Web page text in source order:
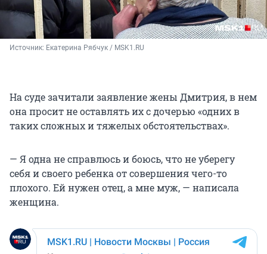
Источник: Екатерина Рябчук / MSK1.RU
На суде зачитали заявление жены Дмитрия, в нем
она просит не оставлять их с дочерью «одних в
таких сложных и тяжелых обстоятельствах».
— Я одна не справлюсь и боюсь, что не уберегу
себя и своего ребенка от совершения чего-то
плохого. Ей нужен отец, а мне муж, — написала
женщина.